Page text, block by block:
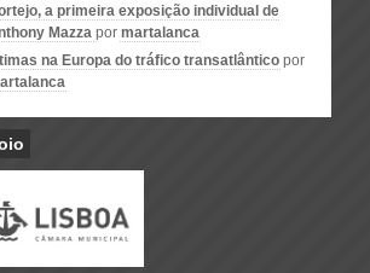
a primeira exposição individual de
Mazza por martalanca
na Europa do tráfico transatlântico por